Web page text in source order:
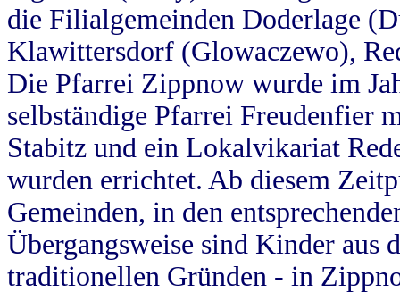
die Filialgemeinden Doderlage
Klawittersdorf (Glowaczewo),
Die Pfarrei Zippnow wurde im
selbständige Pfarrei Freudenfier
Stabitz und ein Lokalvikariat
wurden errichtet. Ab diesem
Gemeinden, in den
Übergangsweise sind Kinder aus
traditionellen Gründen - in